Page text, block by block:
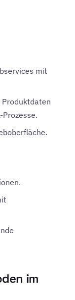
mit
Produktdaten
Prozesse.
im